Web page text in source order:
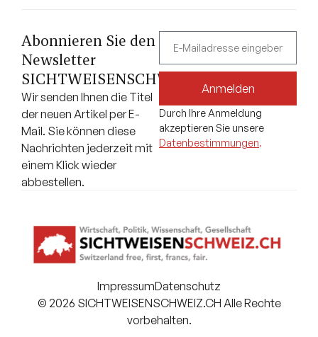
Abonnieren Sie den
Newsletter
SICHTWEISENSCHWEIZ.CH.
Wir senden Ihnen die Titel
der neuen Artikel per E-
Mail. Sie können diese
Nachrichten jederzeit mit
einem Klick wieder
abbestellen.
Anmelden
Durch Ihre Anmeldung
akzeptieren Sie unsere
Datenbestimmungen.
ImpressumDatenschutz
© 2026 SICHTWEISENSCHWEIZ.CH Alle Rechte
vorbehalten.